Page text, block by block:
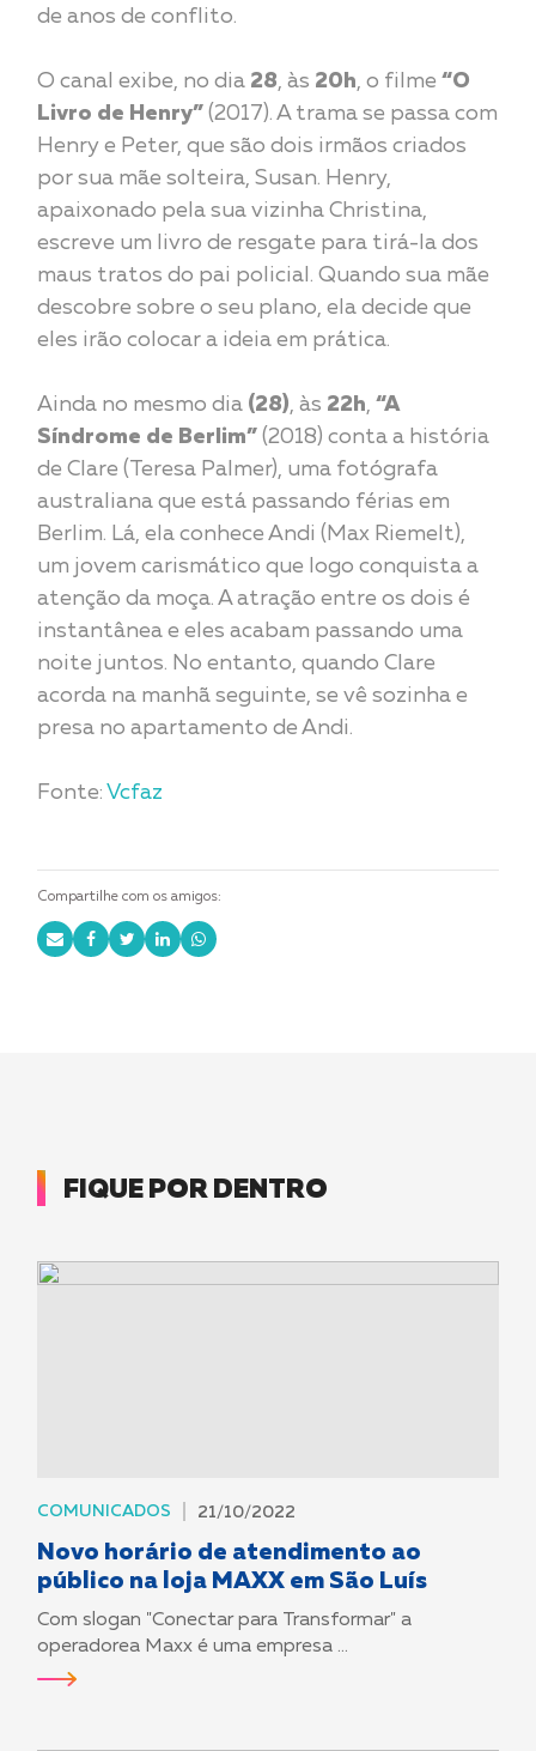
de anos de conflito.
O canal exibe, no dia 28, às 20h, o filme“O
Livro de Henry”(2017). A trama se passa com
Henry e Peter, que são dois irmãos criados
por sua mãe solteira, Susan. Henry,
apaixonado pela sua vizinha Christina,
escreve um livro de resgate para tirá-la dos
maus tratos do pai policial. Quando sua mãe
descobre sobre o seu plano, ela decide que
eles irão colocar a ideia em prática.
Ainda no mesmo dia (28), às 22h,“A
Síndrome de Berlim” (2018) conta a história
de Clare (Teresa Palmer), uma fotógrafa
australiana que está passando férias em
Berlim. Lá, ela conhece Andi (Max Riemelt),
um jovem carismático que logo conquista a
atenção da moça. A atração entre os dois é
instantânea e eles acabam passando uma
noite juntos. No entanto, quando Clare
acorda na manhã seguinte, se vê sozinha e
presa no apartamento de Andi.
Fonte:Vcfaz
Compartilhe com os amigos:
FIQUE POR DENTRO
COMUNICADOS 21/10/2022
Novo horário de atendimento ao
público na loja MAXX em São Luís
Com slogan "Conectar para Transformar" a
operadorea Maxx é uma empresa ...